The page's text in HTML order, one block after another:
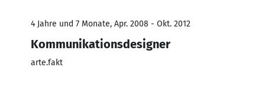
4 Jahre und 7 Monate, Apr. 2008 - Okt. 2012
Kommunikationsdesigner
arte.fakt